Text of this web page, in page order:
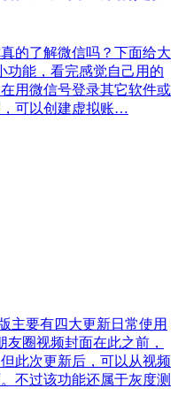
的了解微信吗？下面给大
功能，看完感觉自己用的
用微信号登录其它软件或
可以创建虚拟账…
主要有四大更新日常使用
圈视频封面在此之前，
此次更新后，可以从视频
不过该功能还属于灰度测